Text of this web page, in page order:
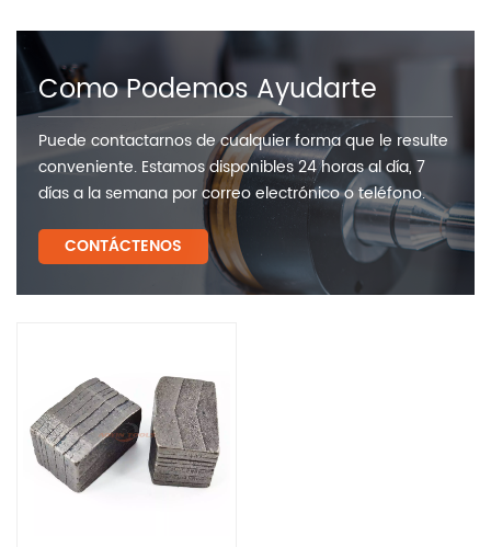
Como Podemos Ayudarte
Puede contactarnos de cualquier forma que le resulte
conveniente. Estamos disponibles 24 horas al día, 7
días a la semana por correo electrónico o teléfono.
CONTÁCTENOS